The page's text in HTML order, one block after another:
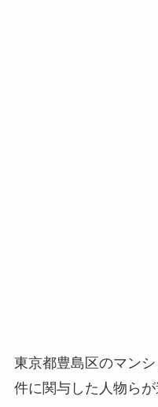
東京都豊島区のマン
件に関与した人物らが